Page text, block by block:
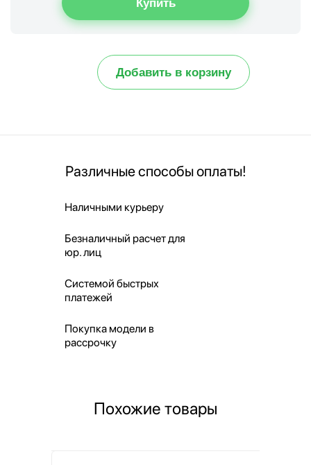
Добавить в корзину
Различные способы оплаты!
Наличными курьеру
Безналичный расчет для
юр. лиц
Системой быстрых
платежей
Покупка модели в
рассрочку
Похожие товары